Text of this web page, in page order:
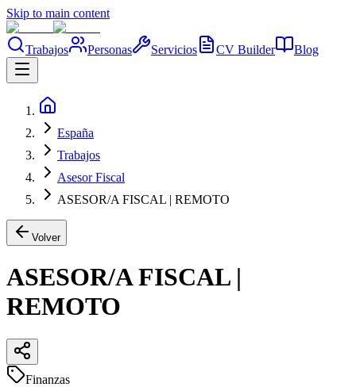
Skip to main content
Trabajos Personas Servicios CV Builder Blog
España
Trabajos
Asesor Fiscal
ASESOR/A FISCAL | REMOTO
Volver
ASESOR/A FISCAL |
REMOTO
Finanzas